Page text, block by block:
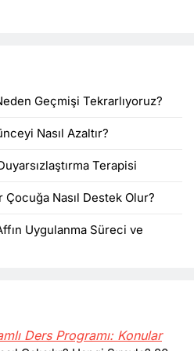
Geçmişi Tekrarlıyoruz?
Nasıl Azaltır?
Terapisi
Nasıl Destek Olur?
Uygulanma Süreci ve
Ders Programı: Konular